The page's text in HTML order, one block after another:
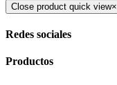
Close product quick view×
Redes sociales
Productos